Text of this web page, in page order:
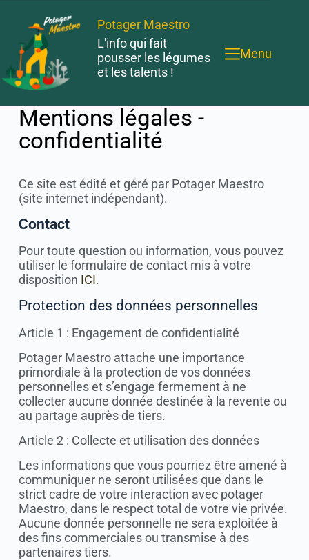
Potager Maestro
L'info qui fait
pousser les légumes
et les talents !
Menu
Mentions légales -
confidentialité
Ce site est édité et géré par Potager Maestro
(site internet indépendant).
Contact
Pour toute question ou information, vous pouvez
utiliser le formulaire de contact mis à votre
disposition ICI.
Protection des données personnelles
Article 1 : Engagement de confidentialité
Potager Maestro attache une importance
primordiale à la protection de vos données
personnelles et s’engage fermement à ne
collecter aucune donnée destinée à la revente ou
au partage auprès de tiers.
Article 2 : Collecte et utilisation des données
Les informations que vous pourriez être amené à
communiquer ne seront utilisées que dans le
strict cadre de votre interaction avec potager
Maestro, dans le respect total de votre vie privée.
Aucune donnée personnelle ne sera exploitée à
des fins commerciales ou transmise à des
partenaires tiers.